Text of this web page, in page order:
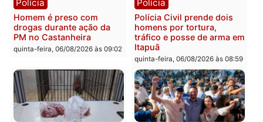
Tragédia na BR-364:
colisão entre caminhão e
carro deixa quatro mortos
em Porto Velho
Ministro Dias Tofolli , do
TSE, determina
e processamento da
que pode levar à perda
mandato da prefeita de
Pimenta Bueno
quinta-feira, 06/08/2026 às